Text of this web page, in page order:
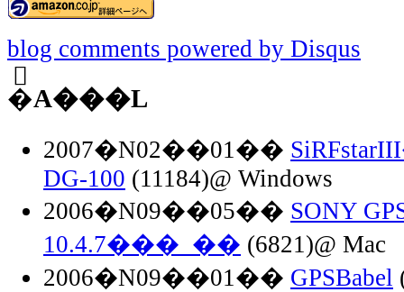
blog comments powered by Disqus
�֘A���L
2007�N02��01��
DG-100 (11184)@ Windows
2006�N09��05�� SONY
10.4.7���_�� (6821)@ Mac
2006�N09��01�� GPSBabel